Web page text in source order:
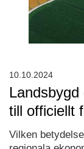
till officiellt
Vilken
10.10.2024